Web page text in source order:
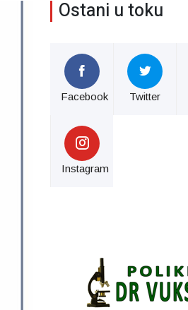
Ostani u toku
Facebook Twitter
Instagram